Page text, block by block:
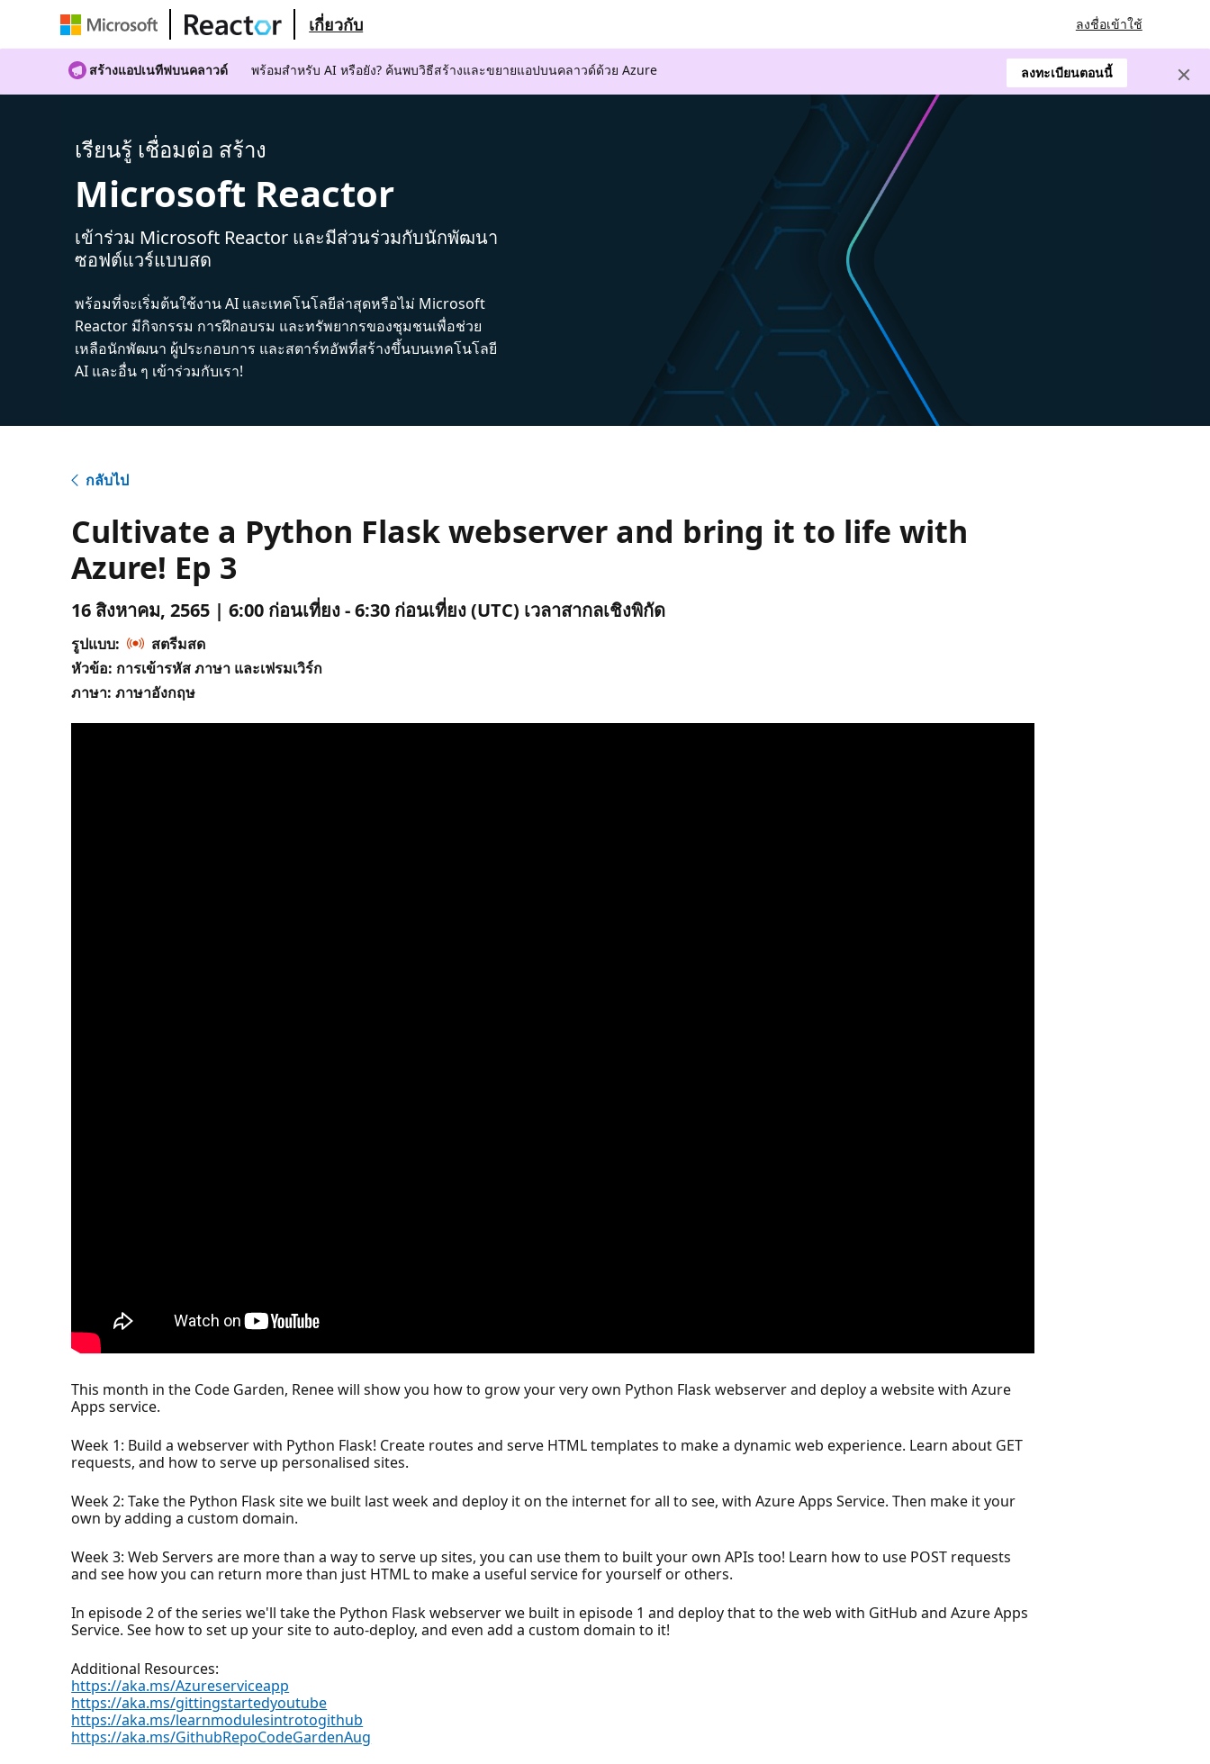
เกี่ยวกับ ลงชื่อเข้าใช้
สร้างแอปเนทีฟบนคลาวด์ พร้อมสําหรับ AI หรือยัง? ค้นพบวิธีสร้างและขยายแอปบนคลาวด์ด้วย Azure ลงทะเบียนตอนนี้
เรียนรู้ เชื่อมต่อ สร้าง
Microsoft Reactor
เข้าร่วม Microsoft Reactor และมีส่วนร่วมกับนักพัฒนา
ซอฟต์แวร์แบบสด
พร้อมที่จะเริ่มต้นใช้งาน AI และเทคโนโลยีล่าสุดหรือไม่ Microsoft
Reactor มีกิจกรรม การฝึกอบรม และทรัพยากรของชุมชนเพื่อช่วย
เหลือนักพัฒนา ผู้ประกอบการ และสตาร์ทอัพที่สร้างขึ้นบนเทคโนโลยี
AI และอื่น ๆ เข้าร่วมกับเรา!
กลับไป
Cultivate a Python Flask webserver and bring it to life with
Azure! Ep 3
16 สิงหาคม, 2565 | 6:00 ก่อนเที่ยง - 6:30 ก่อนเที่ยง (UTC) เวลาสากลเชิงพิกัด
รูปแบบ:
สตรีมสด
หัวข้อ: การเข้ารหัส ภาษา และเฟรมเวิร์ก
ภาษา: ภาษาอังกฤษ
This month in the Code Garden, Renee will show you how to grow your very own Python Flask webserver and deploy a website with Azure
Apps service.
Week 1: Build a webserver with Python Flask! Create routes and serve HTML templates to make a dynamic web experience. Learn about GET
requests, and how to serve up personalised sites.
Week 2: Take the Python Flask site we built last week and deploy it on the internet for all to see, with Azure Apps Service. Then make it your
own by adding a custom domain.
Week 3: Web Servers are more than a way to serve up sites, you can use them to built your own APIs too! Learn how to use POST requests
and see how you can return more than just HTML to make a useful service for yourself or others.
In episode 2 of the series we'll take the Python Flask webserver we built in episode 1 and deploy that to the web with GitHub and Azure Apps
Service. See how to set up your site to auto-deploy, and even add a custom domain to it!
Additional Resources:
https://aka.ms/Azureserviceapp
https://aka.ms/gittingstartedyoutube
https://aka.ms/learnmodulesintrotogithub
https://aka.ms/GithubRepoCodeGardenAug